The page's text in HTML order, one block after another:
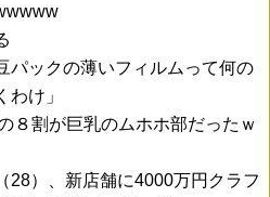
パックの薄いフィルムって何の
け」
８割が巨乳のムホホ部だったｗ
28）、新店舗に4000万円クラフ